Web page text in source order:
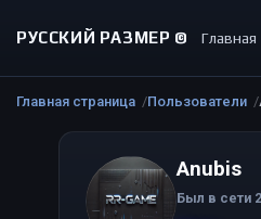
РУССКИЙ РАЗМЕР © Главная
Главная страница Пользователи
Anubis
Был в сети